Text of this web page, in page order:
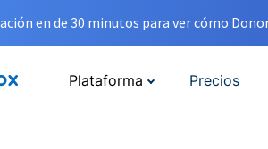
en de 30 minutos para ver cómo
Plataforma Precios